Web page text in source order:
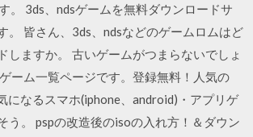
。 3ds、ndsゲームを無料ダウンロードサ
。 皆さん、3ds、ndsなどのゲームロムはど
しますか。 古いゲームがつまらないでしょ
ーム一覧ページです。登録無料！人気の
になるスマホ(iphone、android)・アプリゲ
う。 pspの改造後のisoの入れ方！＆ダウン